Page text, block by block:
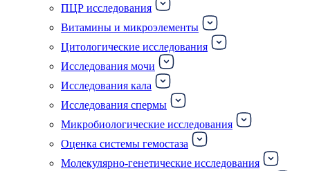
ПЦР исследования
Витамины и микроэлементы
Цитологические исследования
Исследования мочи
Исследования кала
Исследования спермы
Микробиологические исследования
Оценка системы гемостаза
Молекулярно-генетические исследования